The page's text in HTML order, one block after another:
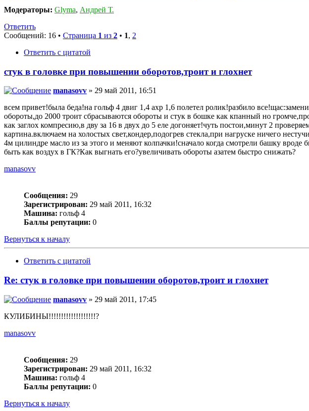
Модераторы: Glyma, Андрей Т.
Ответить
Сообщений: 16 • Страница 1 из 2 • 1, 2
Ответить с цитатой
стук в головке при повышении оборотов,троит и глохнет
manasovv » 29 май 2011, 16:51
всем привет!была беда!на гольф 4 двиг 1,4 ахр 1,6 полетел ролик!разбило
обороты,до 2000 троит сбрасываются обороты и стук в бошке как кпанный но
как заглох компресию,в дву за 16 в двух до 5 еле догоняет!чуть постои,минут 2
картина.включаем на холостых свет,кондер,подогрев стекла,при нагруске ничего
4м цилиндре масло из за этого и меняют колпачки!сначало когда смотрели башку
быть как воздух в ГК?Как выгнать его?увеличивать обороты азатем быстро снижать?
manasovv
Сообщения: 29
Зарегистрирован: 29 май 2011, 16:32
Машина: гольф 4
Баллы репутации: 0
Вернуться к началу
Ответить с цитатой
Re: стук в головке при повышении оборотов,троит и глохнет
manasovv » 29 май 2011, 17:45
КУЛИБИНЫ!!!!!!!!!!!!!!!!!!!?
manasovv
Сообщения: 29
Зарегистрирован: 29 май 2011, 16:32
Машина: гольф 4
Баллы репутации: 0
Вернуться к началу